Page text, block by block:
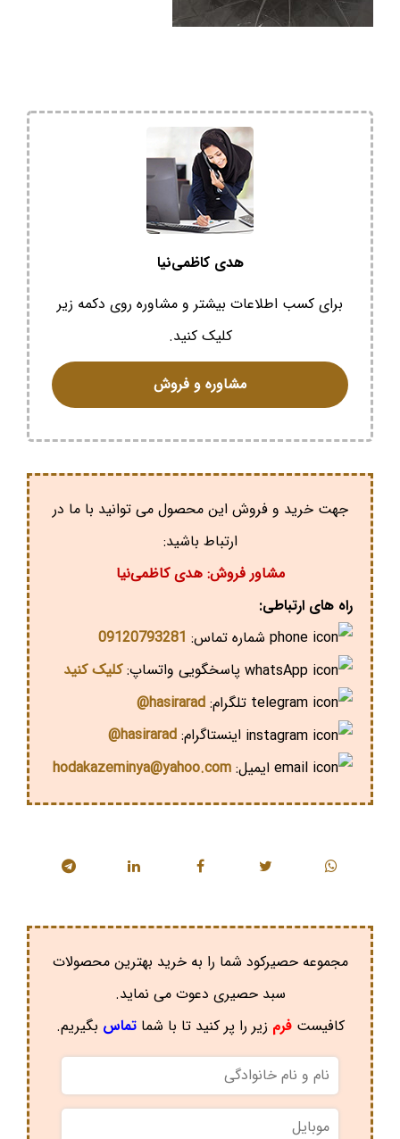
هدی کاظمی‌نیا
برای کسب اطلاعات بیشتر و مشاوره روی دکمه زیر
کلیک کنید.
مشاوره و فروش
جهت خرید و فروش این محصول می توانید با ما در
ارتباط باشید:
مشاور فروش: هدی کاظمی‌نیا
راه های ارتباطی:
شماره تماس: 09120793281
پاسخگویی واتساپ:کلیک کنید
تلگرام: hasirarad@
اینستاگرام: hasirarad@
ایمیل: hodakazeminya@yahoo.com
مجموعه حصیرکود شما را به خرید بهترین محصولات
سبد حصیری دعوت می نماید.
کافیستفرم زیر را پر کنید تا با شماتماس بگیریم.
نام
و
نام
خانوادگی
موبایل